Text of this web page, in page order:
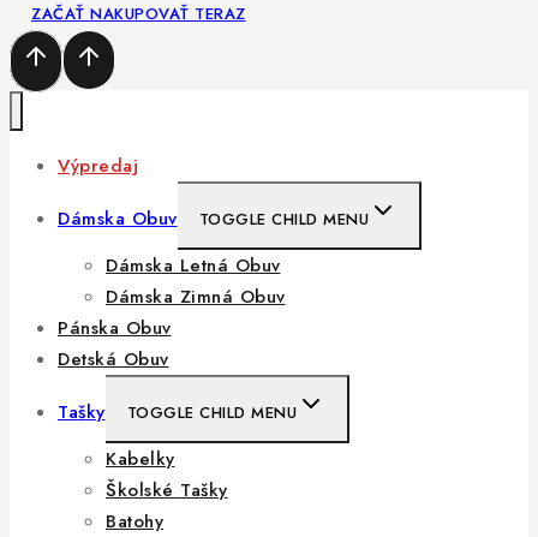
ZAČAŤ NAKUPOVAŤ TERAZ
Výpredaj
Dámska Obuv
TOGGLE CHILD MENU
Dámska Letná Obuv
Dámska Zimná Obuv
Pánska Obuv
Detská Obuv
Tašky
TOGGLE CHILD MENU
Kabelky
Školské Tašky
Batohy